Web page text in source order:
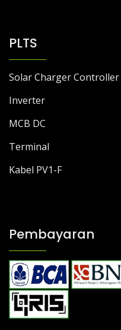
PLTS
Solar Charger Controller
Inverter
MCB DC
Terminal
Kabel PV1-F
Pembayaran